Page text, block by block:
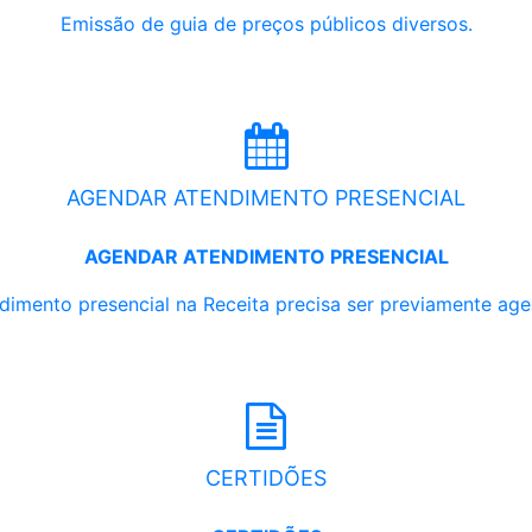
Emissão de guia de preços públicos diversos.
AGENDAR ATENDIMENTO PRESENCIAL
AGENDAR ATENDIMENTO PRESENCIAL
presencial na Receita precisa ser previamente
CERTIDÕES